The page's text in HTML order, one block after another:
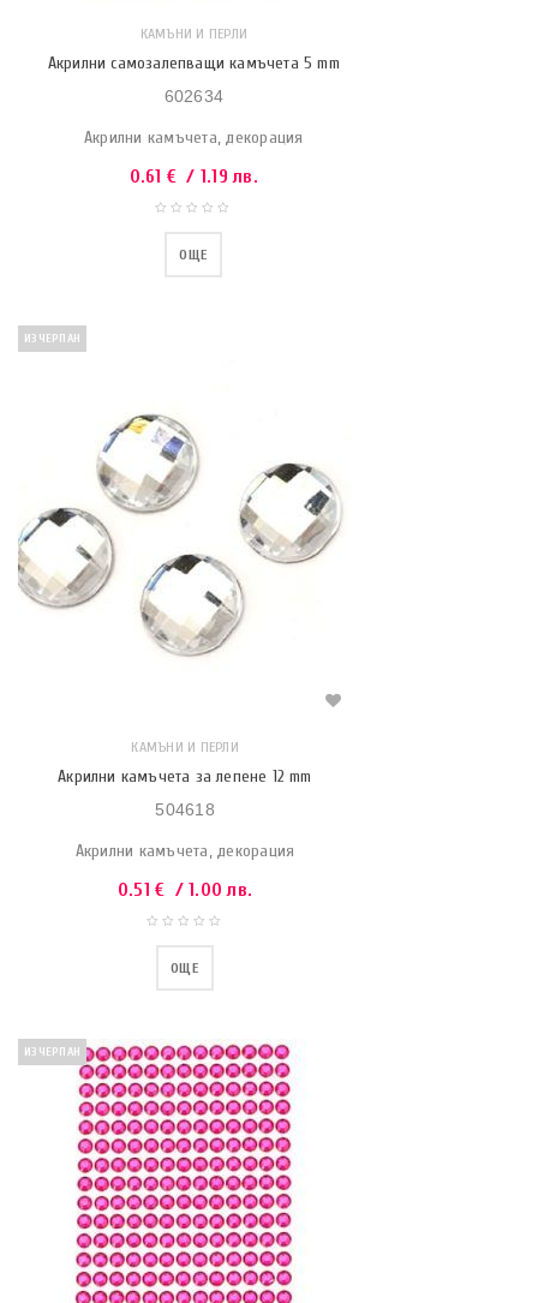
КАМЪНИ И ПЕРЛИ
Акрилни самозалепващи камъчета 5 mm
602634
Акрилни камъчета, декорация
0.61 € / 1.19 лв.
ОЩЕ
ИЗЧЕРПАН
КАМЪНИ И ПЕРЛИ
Акрилни камъчета за лепене 12 mm
504618
Акрилни камъчета, декорация
0.51€ / 1.00 лв.
ОЩЕ
ИЗЧЕРПАН